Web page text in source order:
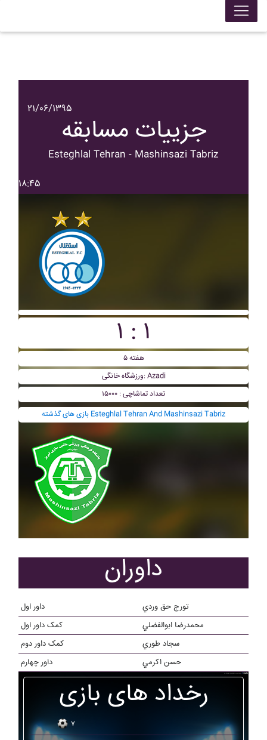
۲۱/۰۶/۱۳۹۵
جزییات مسابقه
Esteghlal Tehran - Mashinsazi Tabriz
۱۸:۴۵
۱ : ۱
هفته ۵
ورزشگاه خانگی: Azadi
تعداد تماشاچی : ۱۵۰۰۰
بازی های گذشته Esteghlal Tehran And Mashinsazi Tabriz
داوران
داور اول
تورج حق وردي
کمک داور اول
محمدرضا ابوالفضلي
کمک داور دوم
سجاد طوري
داور چهارم
حسن اکرمي
رخداد های بازی
۷